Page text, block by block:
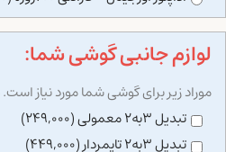
لوازم جانبی گوشی شما:
موراد زیر برای گوشی شما مورد نیاز
تبدیل 3به2 معمولی (249,000)
تبدیل 3به2 تایمردار (449,000)